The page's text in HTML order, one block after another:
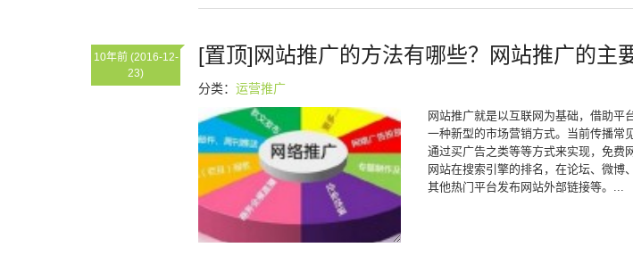
10年前(2016-12-
23)
[置顶]网站推广的方法有哪些？网站推广的主
分类： 运营推广
网站推广就是以互联网为基础，借助平
一种新型的市场营销方式。当前传播常
通过买广告之类等等方式来实现，免费
网站在搜索引擎的排名，在论坛、微博
其他热门平台发布网站外部链接等。...